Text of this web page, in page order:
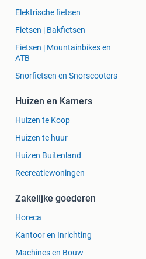
Elektrische fietsen
Fietsen | Bakfietsen
Fietsen | Mountainbikes en
ATB
Snorfietsen en Snorscooters
Huizen en Kamers
Huizen te Koop
Huizen te huur
Huizen Buitenland
Recreatiewoningen
Zakelijke goederen
Horeca
Kantoor en Inrichting
Machines en Bouw